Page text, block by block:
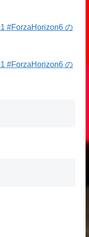
#ForzaHorizon6 の
#ForzaHorizon6 の